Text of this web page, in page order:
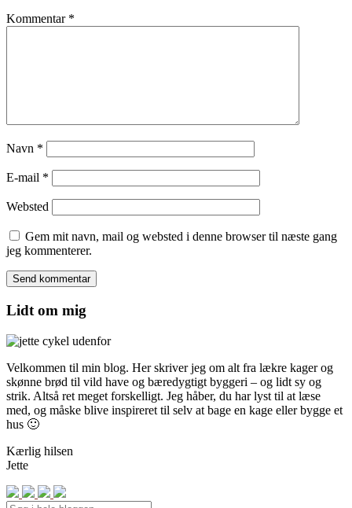
Kommentar *
Navn *
E-mail *
Websted
Gem mit navn, mail og websted i denne browser til næste gang
jeg kommenterer.
Lidt om mig
Velkommen til min blog. Her skriver jeg om alt fra lækre kager og
skønne brød til vild have og bæredygtigt byggeri – og lidt sy og
strik. Altså ret meget forskelligt. Jeg håber, du har lyst til at læse
med, og måske blive inspireret til selv at bage en kage eller bygge et
hus 🙂
Kærlig hilsen
Jette